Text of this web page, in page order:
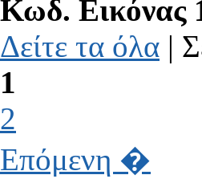
Κωδ. Εικόνας
Δείτε τα όλα |
1
2
Επόμενη �